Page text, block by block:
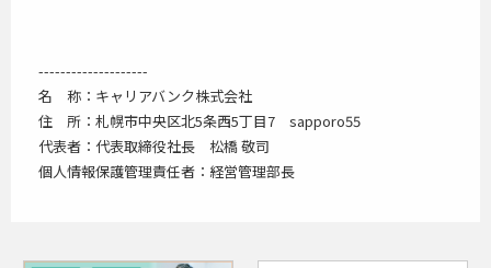
--------------------
名 称：キャリアバンク株式会社
住 所：札幌市中央区北5条西5丁目7 sapporo55
代表者：代表取締役社長 松橋 敬司
個人情報保護管理責任者：経営管理部長